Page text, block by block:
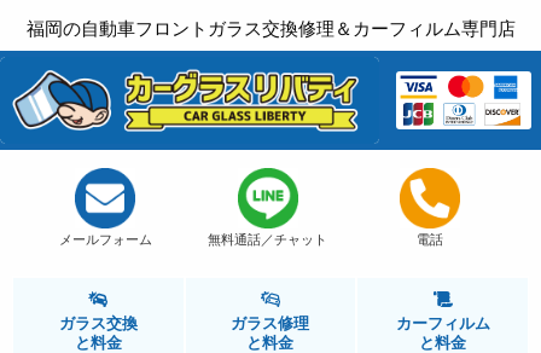
福岡の自動車フロントガラス交換修理＆カーフィルム専門店
メールフォーム 無料通話／チャット 電話
ガラス交換
と料金
ガラス修理
と料金
カーフィルム
と料金